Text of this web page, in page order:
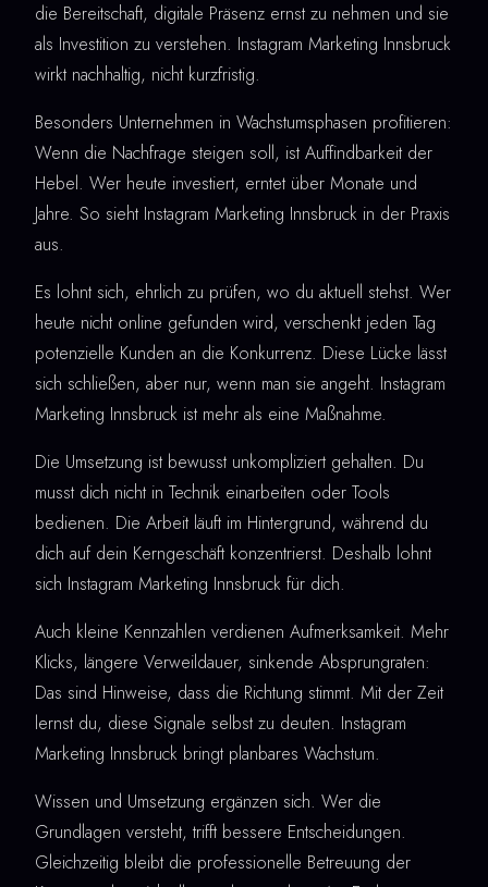
die Bereitschaft, digitale Präsenz ernst zu nehmen und sie
als Investition zu verstehen. Instagram Marketing Innsbruck
wirkt nachhaltig, nicht kurzfristig.
Besonders Unternehmen in Wachstumsphasen profitieren:
Wenn die Nachfrage steigen soll, ist Auffindbarkeit der
Hebel. Wer heute investiert, erntet über Monate und
Jahre. So sieht Instagram Marketing Innsbruck in der Praxis
aus.
Es lohnt sich, ehrlich zu prüfen, wo du aktuell stehst. Wer
heute nicht online gefunden wird, verschenkt jeden Tag
potenzielle Kunden an die Konkurrenz. Diese Lücke lässt
sich schließen, aber nur, wenn man sie angeht. Instagram
Marketing Innsbruck ist mehr als eine Maßnahme.
Die Umsetzung ist bewusst unkompliziert gehalten. Du
musst dich nicht in Technik einarbeiten oder Tools
bedienen. Die Arbeit läuft im Hintergrund, während du
dich auf dein Kerngeschäft konzentrierst. Deshalb lohnt
sich Instagram Marketing Innsbruck für dich.
Auch kleine Kennzahlen verdienen Aufmerksamkeit. Mehr
Klicks, längere Verweildauer, sinkende Absprungraten:
Das sind Hinweise, dass die Richtung stimmt. Mit der Zeit
lernst du, diese Signale selbst zu deuten. Instagram
Marketing Innsbruck bringt planbares Wachstum.
Wissen und Umsetzung ergänzen sich. Wer die
Grundlagen versteht, trifft bessere Entscheidungen.
Gleichzeitig bleibt die professionelle Betreuung der